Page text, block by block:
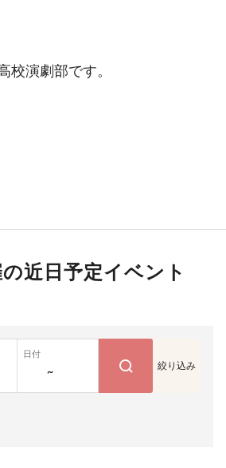
校演劇部です。
近日予定イベント
日付
~ 絞り込み